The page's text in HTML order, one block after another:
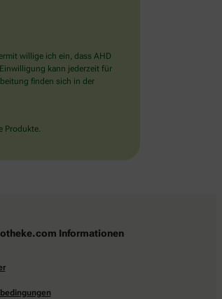
willige ich ein, dass AHD
kann jederzeit für
finden sich in der
Produkte.
Informationen